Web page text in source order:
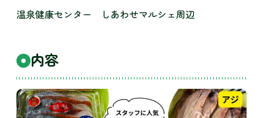
温泉健康センター しあわせマルシェ周辺
内容